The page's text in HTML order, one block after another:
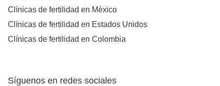
Clínicas de fertilidad en México
Clínicas de fertilidad en Estados Unidos
Clínicas de fertilidad en Colombia
Síguenos en redes sociales